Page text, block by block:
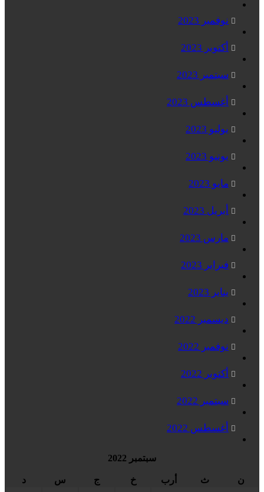
نوفمبر 2023
أكتوبر 2023
سبتمبر 2023
أغسطس 2023
يوليو 2023
يونيو 2023
مايو 2023
أبريل 2023
مارس 2023
فبراير 2023
يناير 2023
ديسمبر 2022
نوفمبر 2022
أكتوبر 2022
سبتمبر 2022
أغسطس 2022
سبتمبر 2022
ن ث أرب خ ج س
د